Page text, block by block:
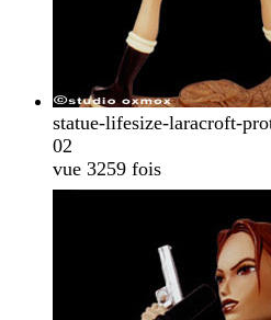
statue-lifesize-laracroft-
02
vue 3259 fois